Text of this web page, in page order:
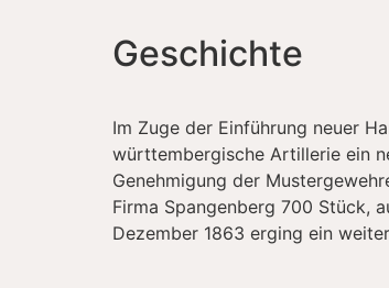
Geschichte
Im Zuge der Einführung neuer
württembergische Artillerie ein
Genehmigung der
Firma Spangenberg 700 Stück,
Dezember 1863 erging ein